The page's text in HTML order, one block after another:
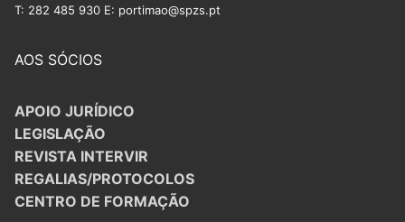
T: 282 485 930 E: portimao@spzs.pt
AOS SÓCIOS
APOIO JURÍDICO
LEGISLAÇÃO
REVISTA INTERVIR
REGALIAS/PROTOCOLOS
CENTRO DE FORMAÇÃO